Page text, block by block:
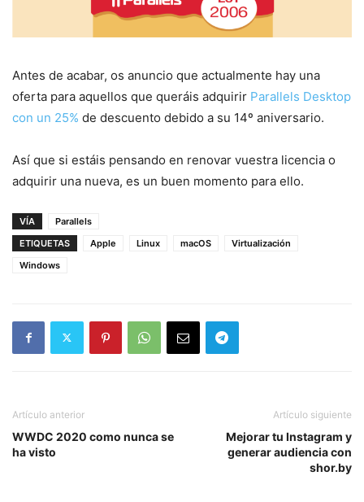
Antes de acabar, os anuncio que actualmente hay una
oferta para aquellos que queráis adquirir Parallels Desktop
con un 25% de descuento debido a su 14º aniversario.
Así que si estáis pensando en renovar vuestra licencia o
adquirir una nueva, es un buen momento para ello.
VÍA
Parallels
ETIQUETAS
Apple Linux macOS
Virtualización
Windows
Artículo anterior
WWDC 2020 como nunca se
ha visto
Artículo siguiente
Mejorar tu Instagram y
generar audiencia con
shor.by